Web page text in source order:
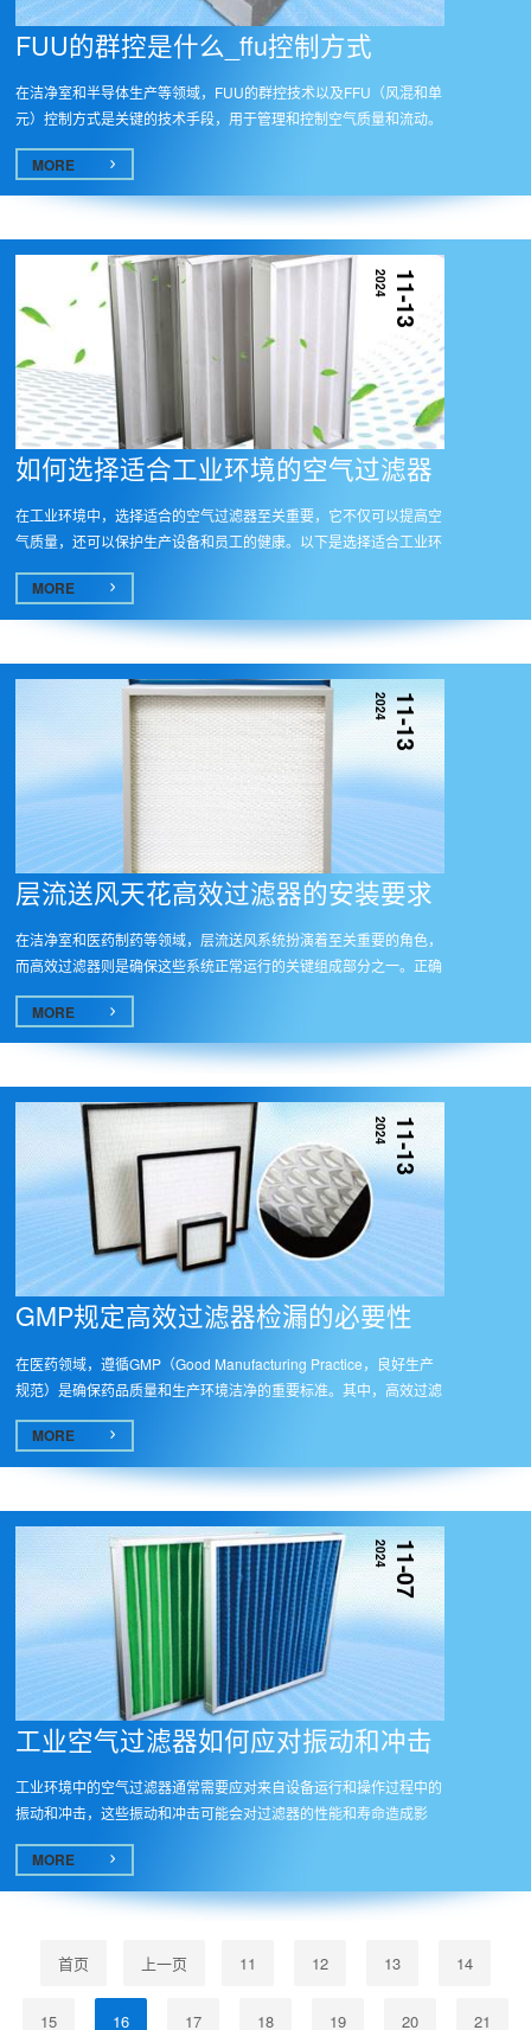
FUU的群控是什么_ffu控制方式
在洁净室和半导体生产等领域，FUU的群控技术以及FFU（风混和单
元）控制方式是关键的技术手段，用于管理和控制空气质量和流动。
以下是...
MORE
11-13
2024
如何选择适合工业环境的空气过滤器
在工业环境中，选择适合的空气过滤器至关重要，它不仅可以提高空
气质量，还可以保护生产设备和员工的健康。以下是选择适合工业环
境的...
MORE
11-13
2024
层流送风天花高效过滤器的安装要求
在洁净室和医药制药等领域，层流送风系统扮演着至关重要的角色，
而高效过滤器则是确保这些系统正常运行的关键组成部分之一。正确
的安...
MORE
11-13
2024
GMP规定高效过滤器检漏的必要性
在医药领域，遵循GMP（Good Manufacturing Practice，良好生产
规范）是确保药品质量和生产环境洁净的重要标准。其中，高效过滤
器在医...
MORE
11-07
2024
工业空气过滤器如何应对振动和冲击
工业环境中的空气过滤器通常需要应对来自设备运行和操作过程中的
振动和冲击，这些振动和冲击可能会对过滤器的性能和寿命造成影
MORE
首页 上一页 11 12 13 14
15 16 17 18 19 20 21